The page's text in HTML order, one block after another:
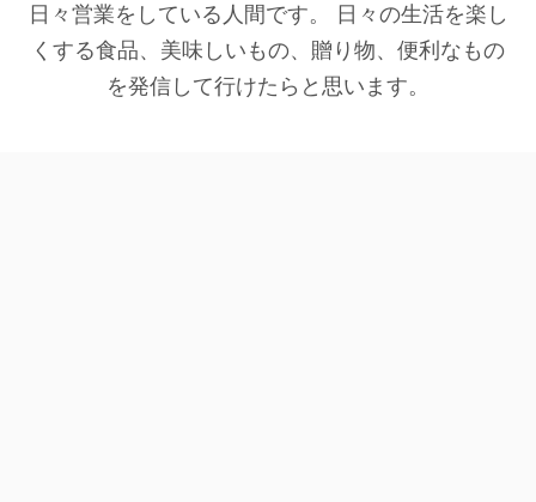
日々営業をしている人間です。 日々の生活を楽し
くする食品、美味しいもの、贈り物、便利なもの
を発信して行けたらと思います。